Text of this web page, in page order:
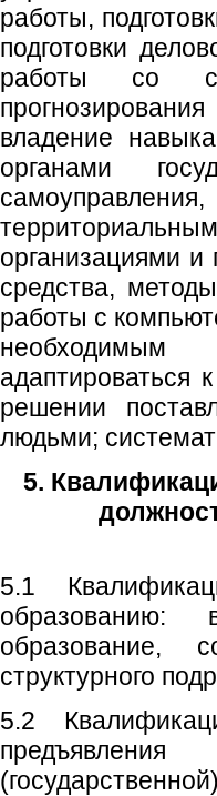
работы,
подготовки
работы со
владение
органами
организациями
средства,
работы с
адаптироваться
решении
людьми;
5.
5.1
образованию:
образование,
структурного
5.2